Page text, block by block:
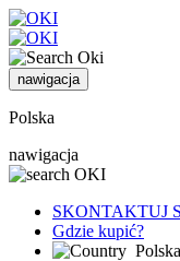
nawigacja
Polska
nawigacja
SKONTAKTUJ
Gdzie kupić?
Polska